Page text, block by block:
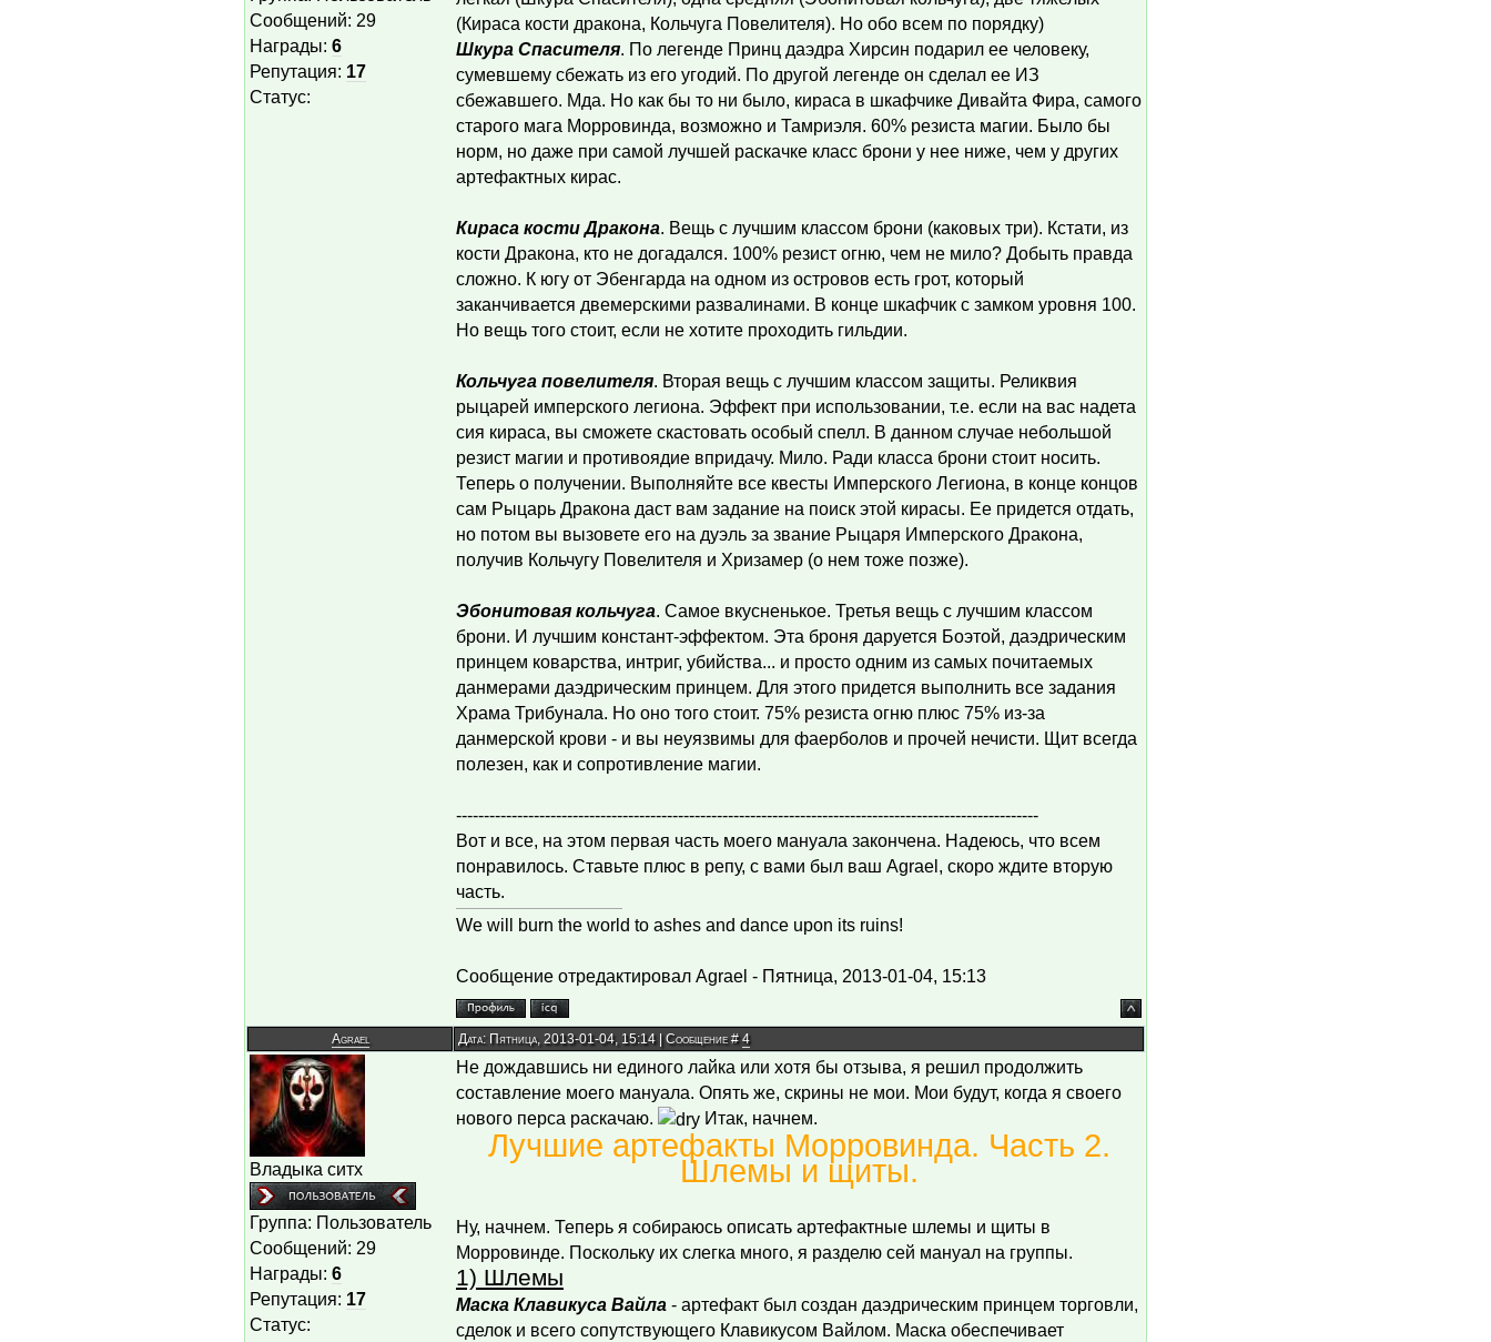
Сообщений: 29
Награды: 6
Репутация: 17
Статус:
(Кираса кости дракона, Кольчуга Повелителя). Но обо всем по порядку)
Шкура Спасителя. По легенде Принц даэдра Хирсин подарил ее человеку,
сумевшему сбежать из его угодий. По другой легенде он сделал ее ИЗ
сбежавшего. Мда. Но как бы то ни было, кираса в шкафчике Дивайта Фира, самого
старого мага Морровинда, возможно и Тамриэля. 60% резиста магии. Было бы
норм, но даже при самой лучшей раскачке класс брони у нее ниже, чем у других
артефактных кирас.
Кираса кости Дракона. Вещь с лучшим классом брони (каковых три). Кстати, из
кости Дракона, кто не догадался. 100% резист огню, чем не мило? Добыть правда
сложно. К югу от Эбенгарда на одном из островов есть грот, который
заканчивается двемерскими развалинами. В конце шкафчик с замком уровня 100.
Но вещь того стоит, если не хотите проходить гильдии.
Кольчуга повелителя. Вторая вещь с лучшим классом защиты. Реликвия
рыцарей имперского легиона. Эффект при использовании, т.е. если на вас надета
сия кираса, вы сможете скастовать особый спелл. В данном случае небольшой
резист магии и противоядие впридачу. Мило. Ради класса брони стоит носить.
Теперь о получении. Выполняйте все квесты Имперского Легиона, в конце концов
сам Рыцарь Дракона даст вам задание на поиск этой кирасы. Ее придется отдать,
но потом вы вызовете его на дуэль за звание Рыцаря Имперского Дракона,
получив Кольчугу Повелителя и Хризамер (о нем тоже позже).
Эбонитовая кольчуга. Самое вкусненькое. Третья вещь с лучшим классом
брони. И лучшим констант-эффектом. Эта броня даруется Боэтой, даэдрическим
принцем коварства, интриг, убийства... и просто одним из самых почитаемых
данмерами даэдрическим принцем. Для этого придется выполнить все задания
Храма Трибунала. Но оно того стоит. 75% резиста огню плюс 75% из-за
данмерской крови - и вы неуязвимы для фаерболов и прочей нечисти. Щит всегда
полезен, как и сопротивление магии.
---------------------------------------------------------------------------------------------------------
Вот и все, на этом первая часть моего мануала закончена. Надеюсь, что всем
понравилось. Ставьте плюс в репу, с вами был ваш Agrael, скоро ждите вторую
часть.
We will burn the world to ashes and dance upon its ruins!
Сообщение отредактировал Agrael - Пятница, 2013-01-04, 15:13
Agrael Дата: Пятница, 2013-01-04, 15:14 | Сообщение #4
Владыка ситх
Группа: Пользователь
Сообщений: 29
Награды: 6
Репутация: 17
Статус:
Не дождавшись ни единого лайка или хотя бы отзыва, я решил продолжить
составление моего мануала. Опять же, скрины не мои. Мои будут, когда я своего
нового перса раскачаю.
Итак, начнем.
Лучшие артефакты Морровинда. Часть 2.
Шлемы и щиты.
Ну, начнем. Теперь я собираюсь описать артефактные шлемы и щиты в
Морровинде. Поскольку их слегка много, я разделю сей мануал на группы.
1) Шлемы
Маска Клавикуса Вайла - артефакт был создан даэдрическим принцем торговли,
сделок и всего сопутствующего Клавикусом Вайлом. Маска обеспечивает